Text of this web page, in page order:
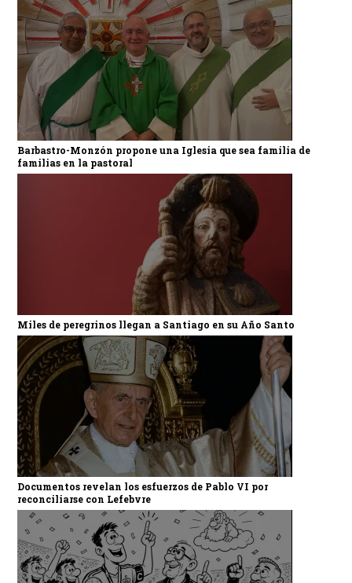
Barbastro-Monzón propone una Iglesia que sea familia de
familias en la pastoral
Miles de peregrinos llegan a Santiago en su Año Santo
Documentos revelan los esfuerzos de Pablo VI por
reconciliarse con Lefebvre